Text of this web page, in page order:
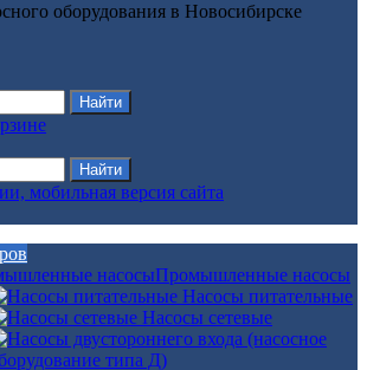
оборудования в Новосибирске
Промышленные насосы
Насосы питательные
Насосы сетевые